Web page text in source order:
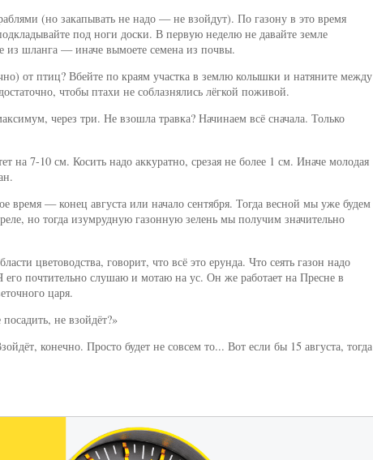
(но закапывать не надо — не взойдут). По газону в это время
под ноги доски. В первую неделю не давайте земле
из шланга — иначе вымоете семена из почвы.
от птиц? Вбейте по краям участка в землю колышки и натяните между
чтобы птахи не соблазнялись лёгкой поживой.
через три. Не взошла травка? Начинаем всё сначала. Только
на 7-10 см. Косить надо аккуратно, срезая не более 1 см. Иначе молодая
время — конец августа или начало сентября. Тогда весной мы уже будем
но тогда изумрудную газонную зелень мы получим значительно
цветоводства, говорит, что всё это ерунда. Что сеять газон надо
почтительно слушаю и мотаю на ус. Он же работает на Пресне в
царя.
не взойдёт?»
конечно. Просто будет не совсем то... Вот если бы 15 августа, тогда